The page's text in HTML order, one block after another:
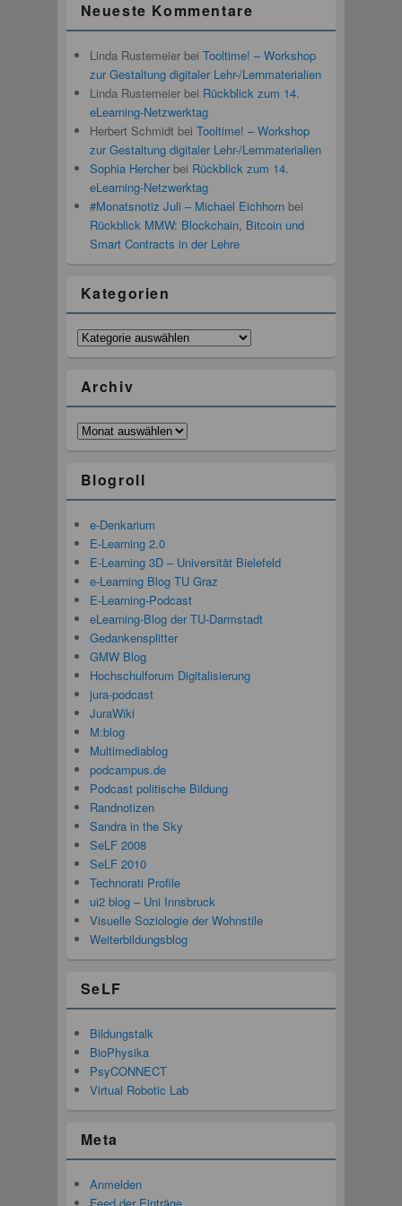
Neueste Kommentare
Linda Rustemeierbei Tooltime! – Workshop
zur Gestaltung digitaler Lehr-/Lernmaterialien
Linda Rustemeierbei Rückblick zum 14.
eLearning-Netzwerktag
Herbert Schmidt bei Tooltime! – Workshop
zur Gestaltung digitaler Lehr-/Lernmaterialien
Sophia Hercherbei Rückblick zum 14.
eLearning-Netzwerktag
#Monatsnotiz Juli – Michael Eichhornbei
Rückblick MMW: Blockchain, Bitcoin und
Smart Contracts in der Lehre
Kategorien
Kategorien
Archiv
Archiv
Blogroll
e-Denkarium
E-Learning 2.0
E-Learning 3D – Universität Bielefeld
e-Learning Blog TU Graz
E-Learning-Podcast
eLearning-Blog der TU-Darmstadt
Gedankensplitter
GMW Blog
Hochschulforum Digitalisierung
jura-podcast
JuraWiki
M:blog
Multimediablog
podcampus.de
Podcast politische Bildung
Randnotizen
Sandra in the Sky
SeLF 2008
SeLF 2010
Technorati Profile
ui2 blog – Uni Innsbruck
Visuelle Soziologie der Wohnstile
Weiterbildungsblog
SeLF
Bildungstalk
BioPhysika
PsyCONNECT
Virtual Robotic Lab
Meta
Anmelden